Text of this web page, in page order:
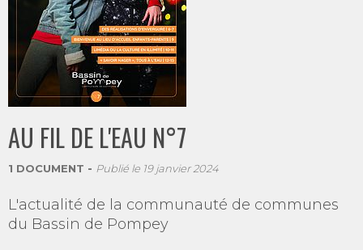
AU FIL DE L'EAU N°7
1 DOCUMENT Publié le 19 janvier 2024
L'actualité de la communauté de communes
du Bassin de Pompey